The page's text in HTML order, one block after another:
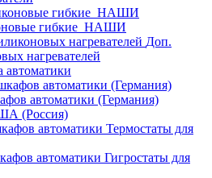
гибкие_НАШИ
Доп.
нагревателей
автоматики
автоматики (Германия)
(Россия)
Термостаты для
Гигростаты для